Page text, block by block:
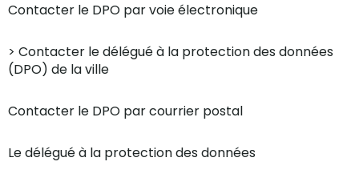
Contacter le DPO par voie électronique
> Contacter le délégué à la protection des données
(DPO) de la ville
Contacter le DPO par courrier postal
Le délégué à la protection des données